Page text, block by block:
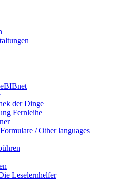
der Dinge
Fernleihe
/ Other languages
Leselernhelfer